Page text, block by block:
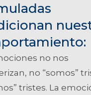
no nos
no “somos”
tristes. La